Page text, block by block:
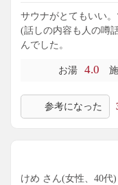
サウナがとてもいい
(話しの内容も人の噂
んでした。
お湯 4.0
参考になった
けめ さん(女性、40代)